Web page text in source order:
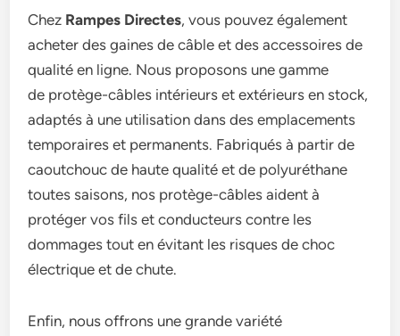
Chez Rampes Directes, vous pouvez également
acheter des gaines de câble et des accessoires de
qualité en ligne. Nous proposons une gamme
de protège-câbles intérieurs et extérieurs en stock,
adaptés à une utilisation dans des emplacements
temporaires et permanents. Fabriqués à partir de
caoutchouc de haute qualité et de polyuréthane
toutes saisons, nos protège-câbles aident à
protéger vos fils et conducteurs contre les
dommages tout en évitant les risques de choc
électrique et de chute.
Enfin, nous offrons une grande variété